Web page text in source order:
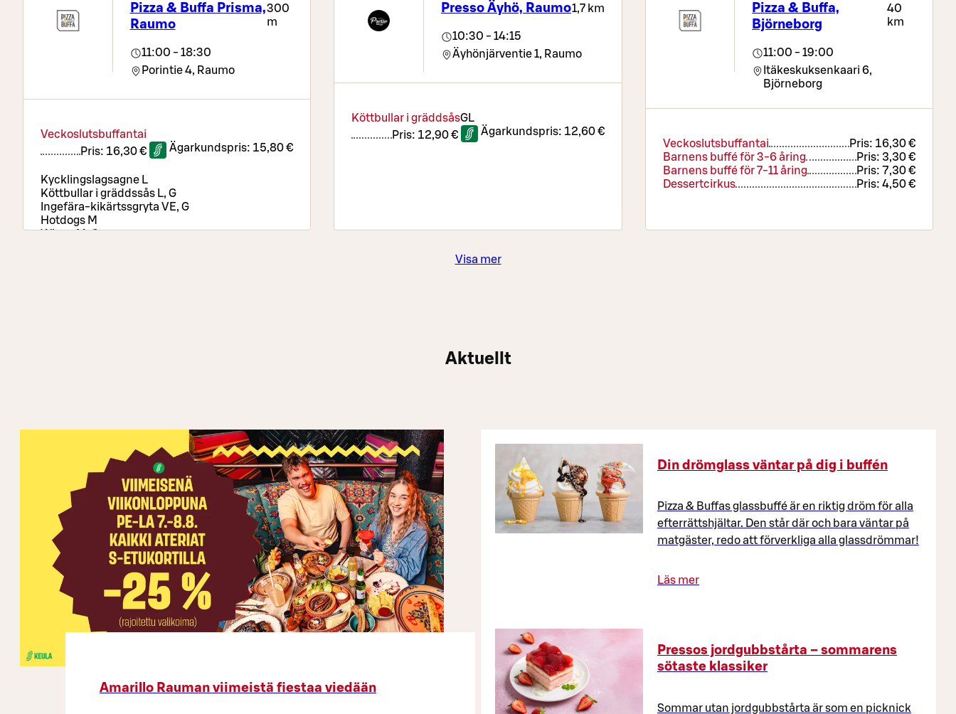
Pizza & Buffa Prisma,
Raumo
300
m
11:00 - 18:30
Porintie 4, Raumo
Veckoslutsbuffantai
Pris: 16,30 € Ägarkundspris: 15,80 €
Kycklingslagsagne L
Köttbullar i gräddssås L, G
Ingefära-kikärtssgryta VE, G
Hotdogs M
Wings M, G
popcorn, kaksmulor och varierande bakelse
Presso Äyhö, Raumo1,7 km
10:30 - 14:15
Äyhönjärventie 1, Raumo
Köttbullar i gräddsåsGL
Pris: 12,90 € Ägarkundspris: 12,60 €
Pizza & Buffa,
Björneborg
40
km
11:00 - 19:00
Itäkeskuksenkaari 6,
Björneborg
Veckoslutsbuffantai Pris: 16,30 €
Barnens buffé för 3-6 åring
Pris: 3,30 €
Barnens buffé för 7-11 åring
Pris: 7,30 €
Dessertcirkus
Pris: 4,50 €
Visa mer
Aktuellt
Amarillo Rauman viimeistä fiestaa viedään
Din drömglass väntar på dig i buffén
Pizza & Buffas glassbuffé är en riktig dröm för alla
efterrättshjältar. Den står där och bara väntar på
matgäster, redo att förverkliga alla glassdrömmar!
Läs mer
Pressos jordgubbstårta – sommarens
sötaste klassiker
Sommar utan jordgubbstårta är som en picknick